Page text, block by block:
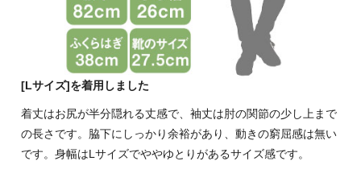
[Lサイズ]を着用しました
着丈はお尻が半分隠れる丈感で、袖丈は肘の関節の少し上まで
の長さです。脇下にしっかり余裕があり、動きの窮屈感は無い
です。身幅はLサイズでややゆとりがあるサイズ感です。